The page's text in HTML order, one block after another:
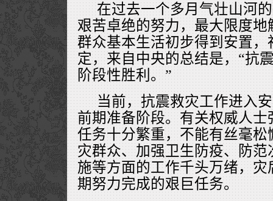
在过去一个多月气壮山河
艰苦卓绝的努力，最大限度
群众基本生活初步得到安置
定，来自中央的总结是，“抗
阶段性胜利。”
当前，抗震救灾工作进入
前期准备阶段。有关权威人
任务十分繁重，不能有丝毫
灾群众、加强卫生防疫、防
施等方面的工作千头万绪，
期努力完成的艰巨任务。